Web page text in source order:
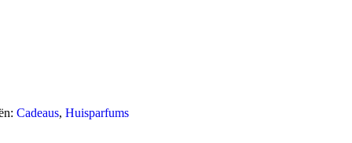
Cadeaus, Huisparfums